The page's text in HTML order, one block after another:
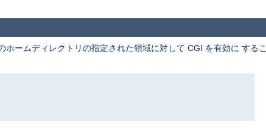
ホームディレクトリの指定された領域に対して CGI を有効に するこ